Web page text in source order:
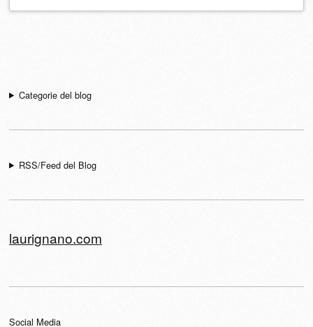
Categorie del blog
RSS/Feed del Blog
laurignano.com
Social Media